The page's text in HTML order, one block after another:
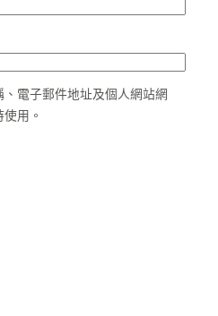
、電子郵件地址及個人網站網
用。